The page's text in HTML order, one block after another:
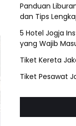
Panduan
dan Tips
5 Hotel Jogja
yang Wajib
Tiket Kereta
Tiket Pesawat